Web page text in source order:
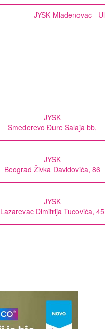
JYSK Mladenovac -
JYSK
Smederevo Đure Salaja bb,
JYSK
Beograd Živka Davidovića, 86
JYSK
Lazarevac Dimitrija Tucovića, 45